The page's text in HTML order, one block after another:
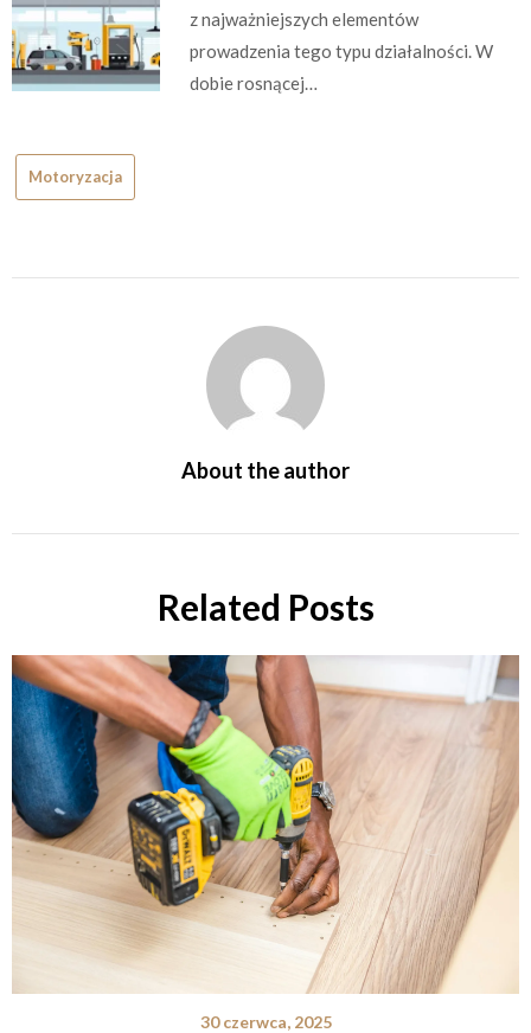
z najważniejszych elementów
prowadzenia tego typu działalności. W
dobie rosnącej…
Motoryzacja
About the author
Related Posts
30 czerwca, 2025